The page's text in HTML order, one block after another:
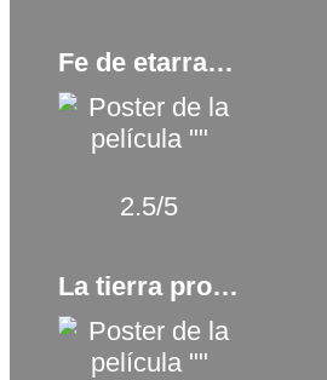
Fe de etarras (2017)
2.5/5
La tierra prometida (The Bastard) (2023)